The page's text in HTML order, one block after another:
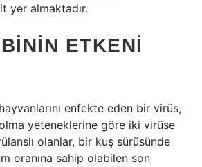
yer almaktadır.
ETKENI
enfekte eden bir virüs,
yeteneklerine göre iki virüse
olanlar, bir kuş sürüsünde
oranına sahip olabilen son